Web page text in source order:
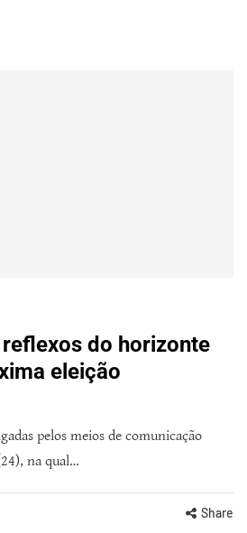
do horizonte
eleição
pelos meios de comunicação
na qual…
Share